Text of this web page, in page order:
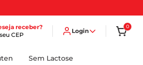
receber?
CEP
Login
0
Sem Lactose